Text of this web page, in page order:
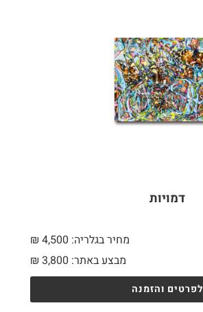
דמויות
מחיר בגלריה: 4,500 ₪
מבצע באתר:
₪ 3,800
לפרטים והזמנה